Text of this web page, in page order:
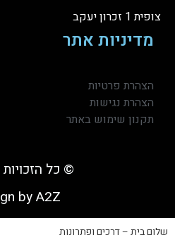
צופית 1 זכרון יעקב
מדיניות אתר
הצהרת פרטיות
הצהרת נגישות
תקנון שימוש באתר
© כל
by A2Z